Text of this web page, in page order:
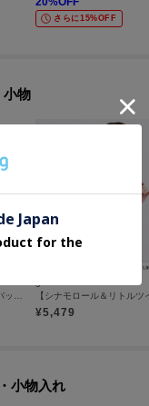
さらに15%OFF
小物
【チッタ】レザートートバッグ S 本革（商品番号：P25‐35550）
¥5,479
小物入れ